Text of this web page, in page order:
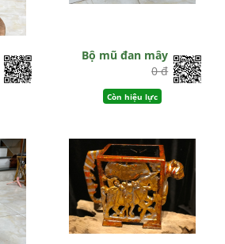
Bộ mũ đan mây
0 đ
Còn hiệu lực